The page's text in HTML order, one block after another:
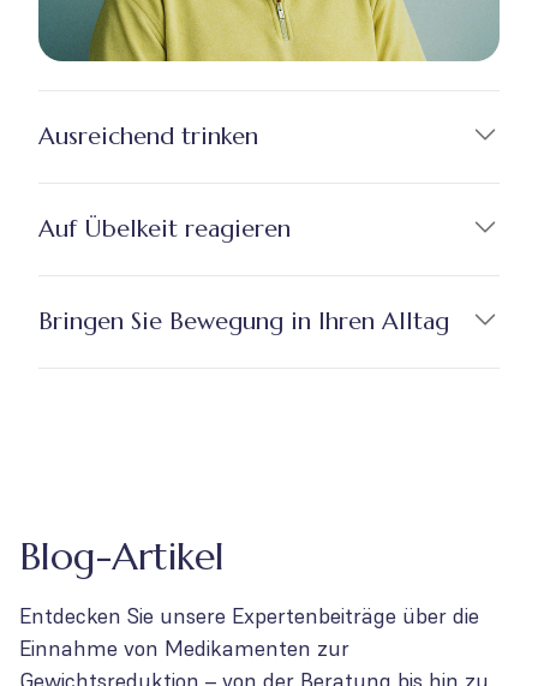
Ausreichend trinken
Auf Übelkeit reagieren
Bringen Sie Bewegung in Ihren Alltag
Blog-Artikel
Entdecken Sie unsere Expertenbeiträge über die
Einnahme von Medikamenten zur